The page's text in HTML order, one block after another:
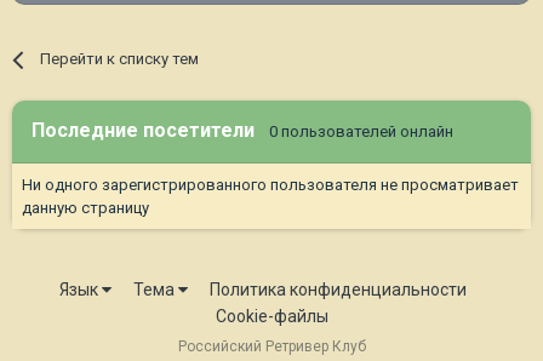
Перейти к списку тем
Последние посетители 0 пользователей онлайн
Ни одного зарегистрированного пользователя не просматривает
данную страницу
Язык Тема
Политика конфиденциальности
Cookie-файлы
Российский Ретривер Клуб